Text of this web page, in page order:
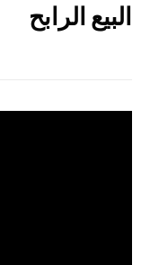
البيع الرابح